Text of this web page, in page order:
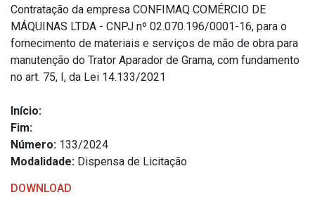
Contratação da empresa CONFIMAQ COMÉRCIO DE
MÁQUINAS LTDA - CNPJ nº 02.070.196/0001-16, para o
fornecimento de materiais e serviços de mão de obra para
manutenção do Trator Aparador de Grama, com fundamento
no art. 75, I, da Lei 14.133/2021
Início:
Fim:
Número: 133/2024
Modalidade: Dispensa de Licitação
DOWNLOAD